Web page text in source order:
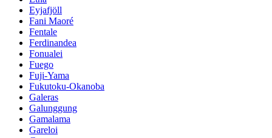
Eyjafjöll
Fani Maoré
Fentale
Ferdinandea
Fonualei
Fuego
Fuji-Yama
Fukutoku-Okanoba
Galeras
Galunggung
Gamalama
Gareloi